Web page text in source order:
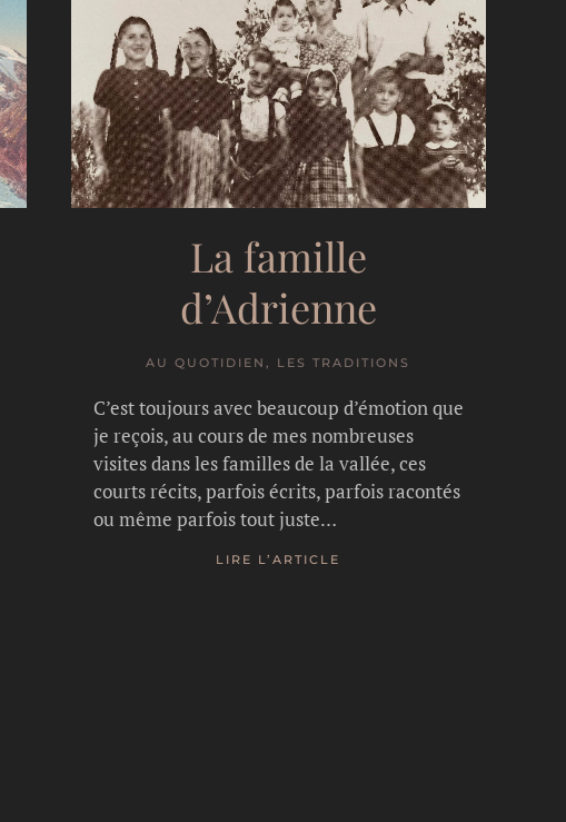
La famille
d’Adrienne
AU QUOTIDIEN, LES TRADITIONS
C’est toujours avec beaucoup d’émotion que
je reçois, au cours de mes nombreuses
visites dans les familles de la vallée, ces
courts récits, parfois écrits, parfois racontés
ou même parfois tout juste…
LIRE L’ARTICLE